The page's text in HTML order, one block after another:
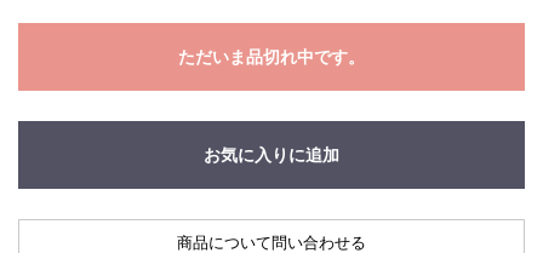
ただいま品切れ中です。
お気に入りに追加
商品について問い合わせる